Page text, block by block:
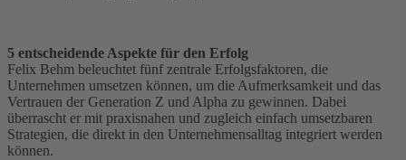
5 entscheidende Aspekte für den Erfolg
Felix Behm beleuchtet fünf zentrale Erfolgsfaktoren, die
Unternehmen umsetzen können, um die Aufmerksamkeit und das
Vertrauen der Generation Z und Alpha zu gewinnen. Dabei
überrascht er mit praxisnahen und zugleich einfach umsetzbaren
Strategien, die direkt in den Unternehmensalltag integriert werden
können.